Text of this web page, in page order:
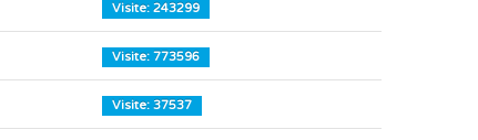
Visite: 243299
Visite: 773596
Visite: 37537